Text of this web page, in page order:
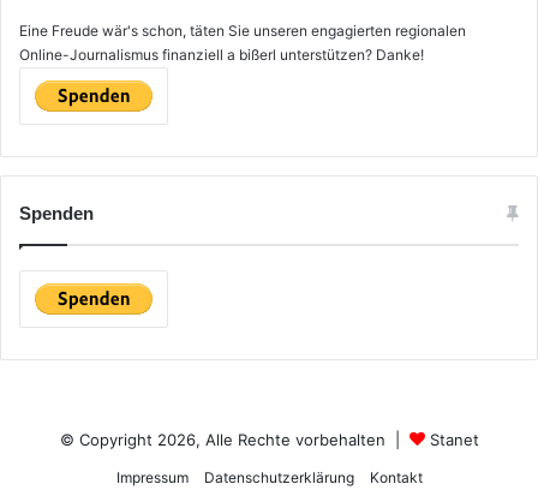
Eine Freude wär's schon, täten Sie unseren engagierten regionalen
Online-Journalismus finanziell a bißerl unterstützen? Danke!
Spenden
© Copyright 2026, Alle Rechte vorbehalten | Stanet
Impressum Datenschutzerklärung Kontakt